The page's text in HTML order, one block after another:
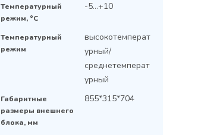
Температурный
режим, °C
-5...+10
Температурный
режим
высокотемперат
урный/
среднетемперат
урный
Габаритные
размеры внешнего
блока, мм
855*315*704